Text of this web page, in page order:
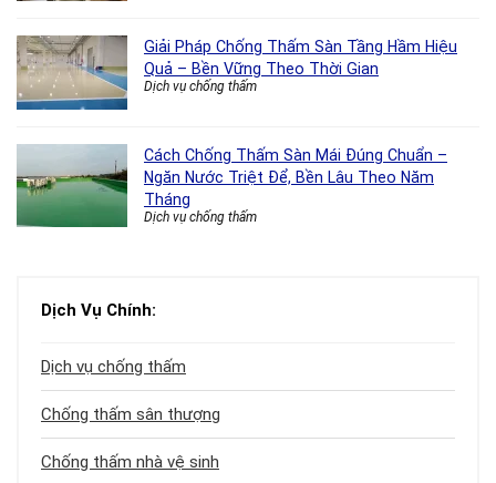
Giải Pháp Chống Thấm Sàn Tầng Hầm Hiệu
Quả – Bền Vững Theo Thời Gian
Dịch vụ chống thấm
Cách Chống Thấm Sàn Mái Đúng Chuẩn –
Ngăn Nước Triệt Để, Bền Lâu Theo Năm
Tháng
Dịch vụ chống thấm
Dịch Vụ Chính:
Dịch vụ chống thấm
Chống thấm sân thượng
Chống thấm nhà vệ sinh